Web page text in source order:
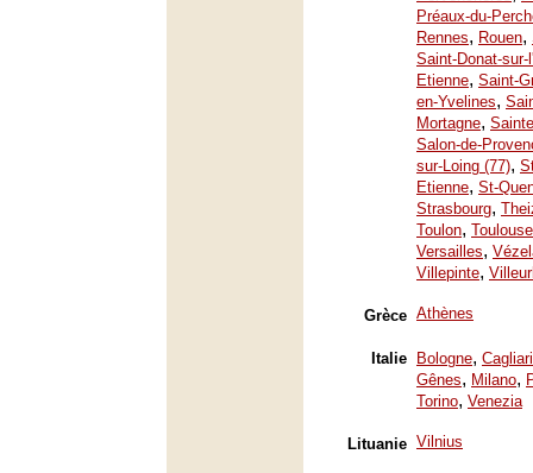
Préaux-du-
Rennes, Rouen,
Saint-Donat-sur-
Etienne, Saint-
en-Yvelines,
Mortagne,
Salon-de-
sur-Loing (77),
Etienne, St-
Strasbourg,
Toulon, Toulouse
Versailles,
Villepinte,
Grèce Athènes
Italie Bologne, Cagliari
Gênes, Milano,
Torino, Venezia
Lituanie Vilnius